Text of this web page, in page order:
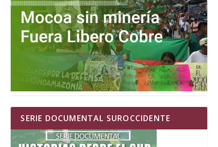
SERIE DOCUMENTAL SUROCCIDENTE